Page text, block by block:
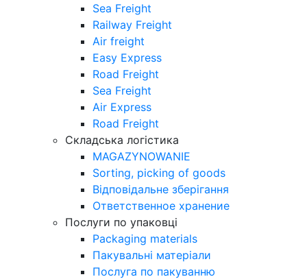
Sea Freight
Railway Freight
Air freight
Easy Express
Road Freight
Sea Freight
Air Express
Road Freight
Складська логістика
MAGAZYNOWANIE
Sorting, picking of goods
Відповідальне зберігання
Ответственное хранение
Послуги по упаковці
Packaging materials
Пакувальнi матерiали
Послуга по пакуванню